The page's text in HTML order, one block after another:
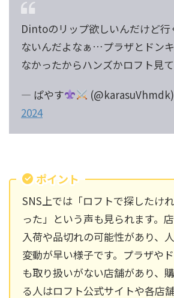
Dintoのリップ欲しいんだけど行
ないんだよなぁ…プラザとドン
なかったからハンズかロフト見
— ぱやす
(@karasuVhmdk)
2024
ポイント
SNS上では「ロフトで探したけ
った」という声も見られます。
入荷や品切れの可能性があり、
変動が早い様子です。プラザや
も取り扱いがない店舗があり、
る人はロフト公式サイトや各店